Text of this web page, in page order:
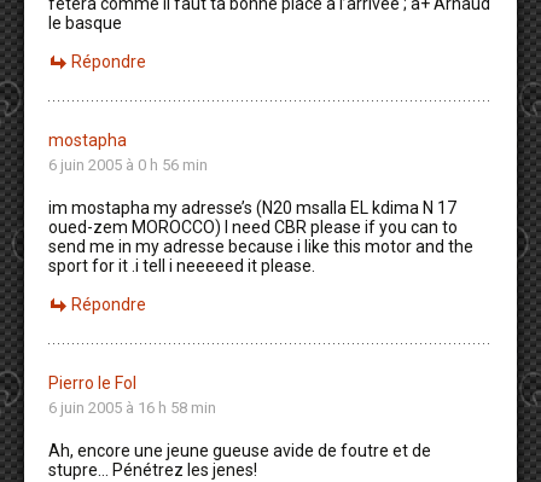
fétera comme il faut ta bonne place à l’arrivée ; a+ Arnaud
le basque
Répondre
mostapha
6 juin 2005 à 0 h 56 min
im mostapha my adresse’s (N20 msalla EL kdima N 17
oued-zem MOROCCO) I need CBR please if you can to
send me in my adresse because i like this motor and the
sport for it .i tell i neeeeed it please.
Répondre
Pierro le Fol
6 juin 2005 à 16 h 58 min
Ah, encore une jeune gueuse avide de foutre et de
stupre… Pénétrez les jenes!